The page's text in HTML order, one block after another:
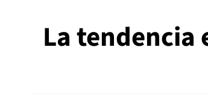
La tendencia